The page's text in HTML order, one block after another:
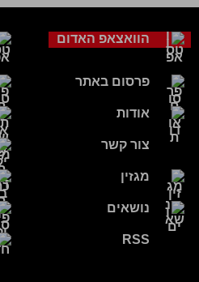
הוואצאפ האדום
פרסום באתר
אודות
צור קשר
מגזין
נושאים
RSS